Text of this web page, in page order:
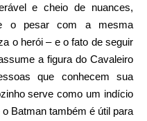
e cheio de nuances,
o pesar com a mesma
o herói – e o fato de seguir
a figura do Cavaleiro
que conhecem sua
serve como um indício
Batman também é útil para